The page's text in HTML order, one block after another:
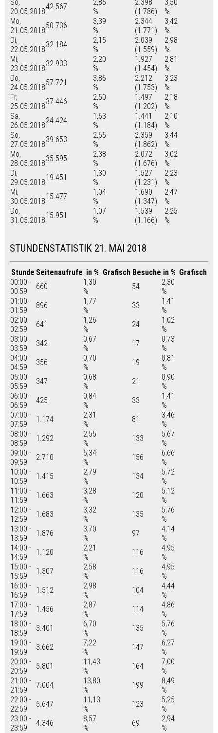
So,
20.05.2018
42.567
2,85
%
2.398
(1.786)
3,50
%
Mo,
21.05.2018
50.736
3,39
%
2.344
(1.771)
3,42
%
Di,
22.05.2018
32.184
2,15
%
2.039
(1.559)
2,98
%
Mi,
23.05.2018
32.933
2,20
%
1.927
(1.454)
2,81
%
Do,
24.05.2018
57.721
3,86
%
2.212
(1.753)
3,23
%
Fr,
25.05.2018
37.446
2,50
%
1.497
(1.202)
2,18
%
Sa,
26.05.2018
24.424
1,63
%
1.441
(1.184)
2,10
%
So,
27.05.2018
39.653
2,65
%
2.359
(1.862)
3,44
%
Mo,
28.05.2018
35.595
2,38
%
2.072
(1.676)
3,02
%
Di,
29.05.2018
19.451
1,30
%
1.527
(1.231)
2,23
%
Mi,
30.05.2018
15.477
1,04
%
1.690
(1.347)
2,47
%
Do,
31.05.2018
15.951
1,07
%
1.539
(1.166)
2,25
%
STUNDENSTATISTIK 21. MAI 2018
Stunde Seitenaufrufe in % Grafisch Besuche in % Grafisch
00:00 -
00:59
660
1,30
%
54
2,30
%
01:00 -
01:59
896
1,77
%
33
1,41
%
02:00 -
02:59
641
1,26
%
24
1,02
%
03:00 -
03:59
342
0,67
%
17
0,73
%
04:00 -
04:59
356
0,70
%
19
0,81
%
05:00 -
05:59
347
0,68
%
21
0,90
%
06:00 -
06:59
425
0,84
%
33
1,41
%
07:00 -
07:59
1.174
2,31
%
81
3,46
%
08:00 -
08:59
1.292
2,55
%
133
5,67
%
09:00 -
09:59
2.710
5,34
%
156
6,66
%
10:00 -
10:59
1.415
2,79
%
134
5,72
%
11:00 -
11:59
1.663
3,28
%
120
5,12
%
12:00 -
12:59
1.683
3,32
%
135
5,76
%
13:00 -
13:59
1.876
3,70
%
97
4,14
%
14:00 -
14:59
1.120
2,21
%
116
4,95
%
15:00 -
15:59
1.307
2,58
%
116
4,95
%
16:00 -
16:59
1.512
2,98
%
104
4,44
%
17:00 -
17:59
1.456
2,87
%
114
4,86
%
18:00 -
18:59
3.401
6,70
%
135
5,76
%
19:00 -
19:59
3.662
7,22
%
147
6,27
%
20:00 -
20:59
5.801
11,43
%
164
7,00
%
21:00 -
21:59
7.004
13,80
%
199
8,49
%
22:00 -
22:59
5.647
11,13
%
123
5,25
%
23:00 -
23:59
4.346
8,57
%
69
2,94
%